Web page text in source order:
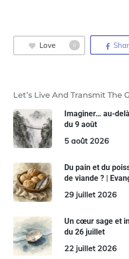
Love 0
Let’s Live And Transmit The
Imaginer… au-
du 9 août
5 août 2026
Du pain et du
de viande ? |
29 juillet 2026
Un cœur sage et
du 26 juillet
22 juillet 2026